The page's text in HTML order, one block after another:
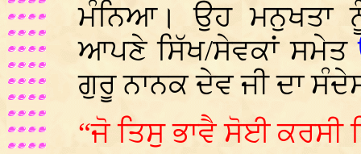
ਮੰਨਿਆ। ਉਹ ਮਨੁਖਤਾ
ਆਪਣੇ ਸਿੱਖ/ਸੇਵਕਾਂ ਸਮੇਤ
ਗੁਰੂ ਨਾਨਕ ਦੇਵ ਜੀ ਦਾ
“ਜੋ ਤਿਸੁ ਭਾਵੈ ਸੋਈ ਕਰਸੀ